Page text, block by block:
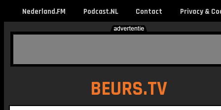
Nederland.FM Podcast.NL Contact Privacy &
BEURS.TV